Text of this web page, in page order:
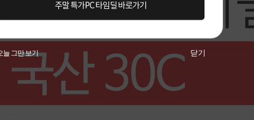
주말 특가PC 타임딜 바로가기
늘 그만 보기 닫기